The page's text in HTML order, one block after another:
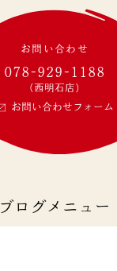
お問い合わせ
078-929-1188
(西明石店)
お問い合わせフォーム
ブログメニュー